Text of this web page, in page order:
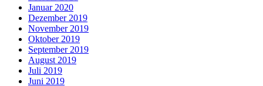
Januar 2020
Dezember 2019
November 2019
Oktober 2019
September 2019
August 2019
Juli 2019
Juni 2019